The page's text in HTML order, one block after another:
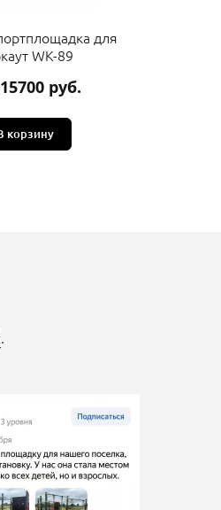
для
WK-89
руб.
корзину
.